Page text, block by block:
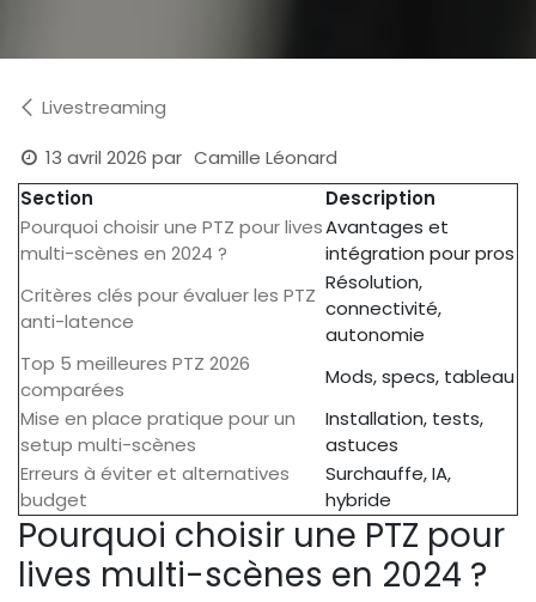
Livestreaming
13 avril 2026 par Camille Léonard
Section
Description
Pourquoi choisir une PTZ pour lives
multi-scènes en 2024 ?
Avantages et
intégration pour pros
Critères clés pour évaluer les PTZ
anti-latence
Résolution,
connectivité,
autonomie
Top 5 meilleures PTZ 2026
comparées
Mods, specs, tableau
Mise en place pratique pour un
setup multi-scènes
Installation, tests,
astuces
Erreurs à éviter et alternatives
budget
Surchauffe, IA,
hybride
Pourquoi choisir une PTZ pour
lives multi-scènes en 2024 ?